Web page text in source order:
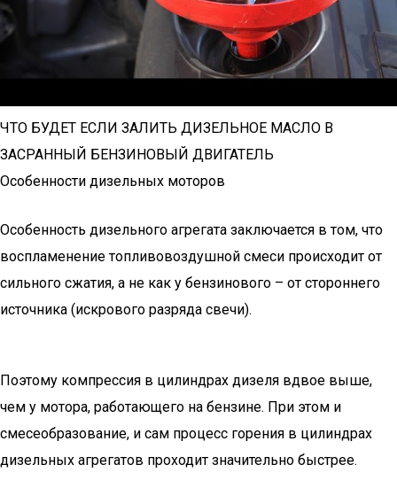
ЧТО БУДЕТ ЕСЛИ ЗАЛИТЬ ДИЗЕЛЬНОЕ МАСЛО В
ЗАСРАННЫЙ БЕНЗИНОВЫЙ ДВИГАТЕЛЬ
Особенности дизельных моторов
Особенность дизельного агрегата заключается в том, что
воспламенение топливовоздушной смеси происходит от
сильного сжатия, а не как у бензинового – от стороннего
источника (искрового разряда свечи).
Поэтому компрессия в цилиндрах дизеля вдвое выше,
чем у мотора, работающего на бензине. При этом и
смесеобразование, и сам процесс горения в цилиндрах
дизельных агрегатов проходит значительно быстрее.